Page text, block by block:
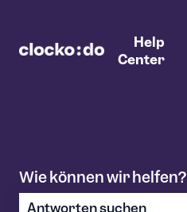
Help
Center
Wie können wir helfen?